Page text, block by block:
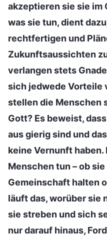
akzeptieren sie sie im
was sie tun, dient
rechtfertigen und
Zukunftsaussichten
verlangen stets
sich jedwede Vorteile
stellen die Menschen
Gott? Es beweist,
aus gierig sind und
keine Vernunft haben.
Menschen tun – ob
Gemeinschaft halten
läuft das, worüber sie
sie streben und sich
nur darauf hinaus,